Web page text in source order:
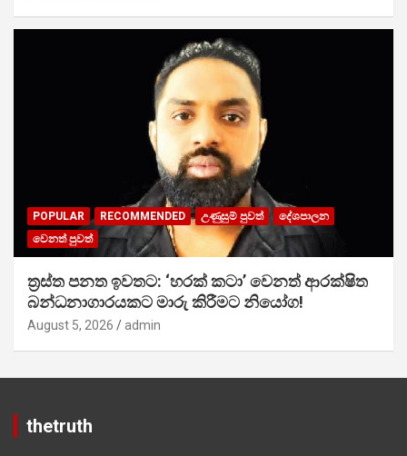
POPULAR RECOMMENDED උණුසුම් පුවත්
දේශපාලන
වෙනත් පුවත්
ත්‍රස්ත පනත ඉවතට: ‘හරක් කටා’ වෙනත් ආරක්ෂිත
බන්ධනාගාරයකට මාරු කිරීමට නියෝග!
August 5, 2026 admin
thetruth